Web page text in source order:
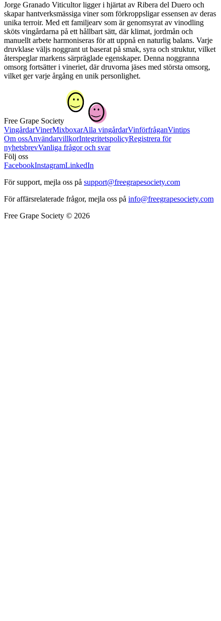
Jorge Granado Viticultor ligger i hjärtat av Ribera del Duero och
skapar hantverksmässiga viner som förkroppsligar essensen av deras
unika terroir. Med ett familjearv som är genomsyrat av vinodling
sköts vingårdarna på ett hållbart sätt, där klimat, jordmån och
manuellt arbete harmoniseras för att uppnå en naturlig balans. Varje
druvklase väljs noggrant ut baserat på smak, syra och struktur, vilket
återspeglar markens särpräglade egenskaper. Denna noggranna
omsorg fortsätter i vineriet, där druvorna jäses med största omsorg,
vilket ger varje årgång en unik personlighet.
Free Grape Society
VingårdarVinerMixboxarAlla vingårdarVinförfråganVintips
Om ossAnvändarvillkorIntegritetspolicyRegistrera för
nyhetsbrevVanliga frågor och svar
Följ oss
FacebookInstagramLinkedIn
För support, mejla oss på support@freegrapesociety.com
För affärsrelaterade frågor, mejla oss på info@freegrapesociety.com
Free Grape Society © 2026